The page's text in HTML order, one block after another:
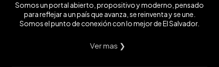
Somos un portal abierto, propositivo y moderno, pensado
para reflejar a un país que avanza, se reinventa y se une.
Somos el punto de conexión con lo mejor de El Salvador.
Ver mas ❯